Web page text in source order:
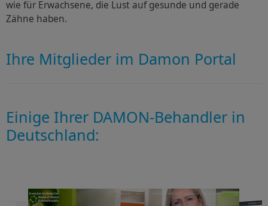
wie für Erwachsene, die Lust auf gesunde und gerade
Zähne haben.
Ihre Mitglieder im Damon Portal
Einige Ihrer DAMON-Behandler in
Deutschland: